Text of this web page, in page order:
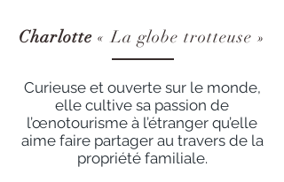
Charlotte « La globe trotteuse »
Curieuse et ouverte sur le monde,
elle cultive sa passion de
l’œnotourisme à l’étranger qu’elle
aime faire partager au travers de la
propriété familiale.